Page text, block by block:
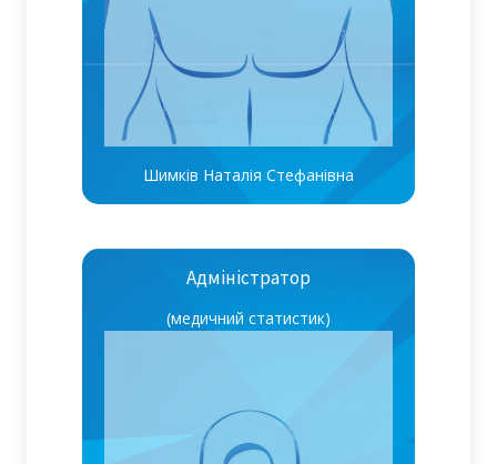
Шимків Наталія Стефанівна
Адміністратор
(медичний статистик)